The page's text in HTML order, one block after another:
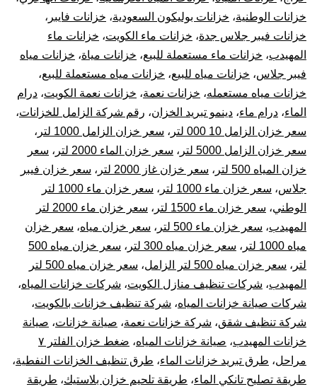
خزانات الوطنية، خزانات بوليكون السعودية، خزانات فايبر ،
خزانات فيبر جلاس جدة، خزانات ماء الكويت، خزانات ماء
المهيدب، خزانات ماء مستعملة للبيع، خزانات مياة، خزانات مياه
فيبر جلاس، خزانات مياه للبيع، خزانات مياه مستعملة للبيع،
خزانات مياه مستعمله، خزانات نعمة، خزانات نعمة الكويت، درام
الماء، درام ماء، دينمو تبريد الخزان، رقم شركة الزامل للخزانات،
سعر خزان الزامل 10 000 لتر
، سعر خزان الزامل 1000 لتر
،
سعر خزان الزامل 5000 لتر
، سعر خزان الماء 2000 لتر ، سعر
خزان المياه 500 لتر
، سعر خزان غاز 2000 لتر ، سعر خزان فيبر
جلاس، سعر خزان ماء 1000 لتر ،
سعر خزان ماء 1000 لتر
الوطني، سعر خزان ماء 1500 لتر ،
سعر خزان ماء 2000 لتر
المهيدب، سعر خزان ماء 500 لتر ، سعر خزان مياه، سعر خزان
مياه 1000 لتر
، سعر خزان مياه 300 لتر ،
سعر خزان مياه 500
لتر ، سعر خزان مياه 500 لتر الزامل ،
سعر خزان مياه 500 لتر
المهيدب، شركات تنظيف منازل الكويت، شركات خزانات المياه،
شركات صيانة خزانات المياه، شركة تنظيف خزانات بالكويت،
شركة تنظيف شقق، شركة خزانات نعمة، صيانة خزانات، صيانة
خزانات المهيدب، صيانة خزانات المياه،
ضغط خزان الفلتر ٧
مراحل، طرق تبريد خزانات الماء، طرق تنظيف الخزانات النفطية،
طريقة تصليح تانكي الماء، طريقة تلحيم خزان بلاستيك، طريقة